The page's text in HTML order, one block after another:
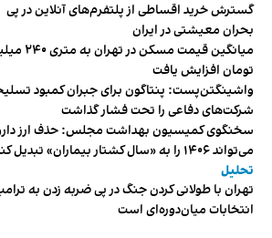
گسترش خرید اقساطی از پلتفرم‌های آنلاین در پی
بحران معیشتی در ایران
میانگین قیمت مسکن در
تومان افزایش یافت
واشینگتن‌پست: پنتاگون برای جبران کمبود
شرکت‌های دفاعی را تحت فشار گذاشت
سخنگوی کمیسیون بهداشت مجلس: حذف ارز
می‌تواند ۱۴۰۶ را به «سال کشتار بیماران» تبدیل کند
تحلیل
تهران با طولانی کردن جنگ در پی ضربه زدن به
انتخابات میان‌دوره‌ای است